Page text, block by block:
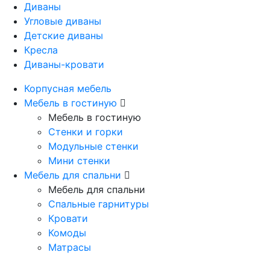
Диваны
Угловые диваны
Детские диваны
Кресла
Диваны-кровати
Корпусная мебель
Мебель в гостиную
Мебель в гостиную
Стенки и горки
Модульные стенки
Мини стенки
Мебель для спальни
Мебель для спальни
Спальные гарнитуры
Кровати
Комоды
Матрасы